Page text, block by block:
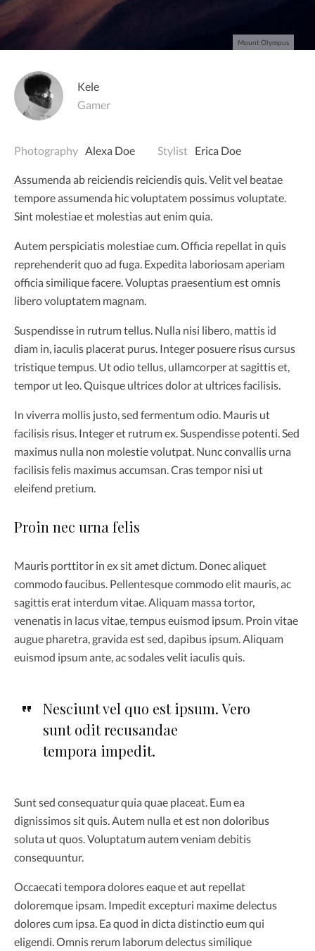
Mount Olympus
Kele
Gamer
Photography Alexa Doe Stylist Erica Doe
Assumenda ab reiciendis reiciendis quis. Velit vel beatae
tempore assumenda hic voluptatem possimus voluptate.
Sint molestiae et molestias aut enim quia.
Autem perspiciatis molestiae cum. Officia repellat in quis
reprehenderit quo ad fuga. Expedita laboriosam aperiam
officia similique facere. Voluptas praesentium est omnis
libero voluptatem magnam.
Suspendisse in rutrum tellus. Nulla nisi libero, mattis id
diam in, iaculis placerat purus. Integer posuere risus cursus
tristique tempus. Ut odio tellus, ullamcorper at sagittis et,
tempor ut leo. Quisque ultrices dolor at ultrices facilisis.
In viverra mollis justo, sed fermentum odio. Mauris ut
facilisis risus. Integer et rutrum ex. Suspendisse potenti. Sed
maximus nulla non molestie volutpat. Nunc convallis urna
facilisis felis maximus accumsan. Cras tempor nisi ut
eleifend pretium.
Proin nec urna felis
Mauris porttitor in ex sit amet dictum. Donec aliquet
commodo faucibus. Pellentesque commodo elit mauris, ac
sagittis erat interdum vitae. Aliquam massa tortor,
venenatis in lacus vitae, tempus euismod ipsum. Proin vitae
augue pharetra, gravida est sed, dapibus ipsum. Aliquam
euismod ipsum ante, ac sodales velit iaculis quis.
Nesciunt vel quo est ipsum. Vero
sunt odit recusandae
tempora impedit.
Sunt sed consequatur quia quae placeat. Eum ea
dignissimos sit quis. Autem nulla et est non doloribus
soluta ut quos. Voluptatum autem veniam debitis
consequuntur.
Occaecati tempora dolores eaque et aut repellat
doloremque ipsam. Impedit excepturi maxime delectus
dolores cum ipsa. Ea quod in dicta distinctio eum qui
eligendi. Omnis rerum laborum delectus similique